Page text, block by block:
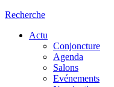
Recherche
Actu
Conjoncture
Agenda
Salons
Evénements